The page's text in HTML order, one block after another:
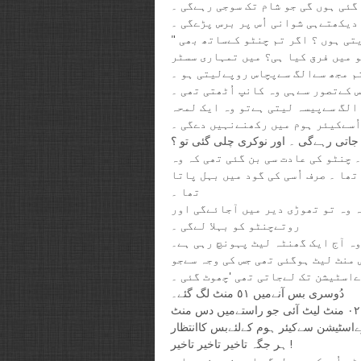
گئی ہوں گی جو شام تک سوجی رہےگی ۔
شوانی اُس پر برس پڑےگی ۔
" آج پھر چنٹو کو رُلادیا ؟ میں تم کو الگ سےپیسےکس بات کےدیتی ہوں ؟ اگر تم چنٹو کےساتھ بھی
میں فرق کیا ہی؟ میں تمہاری سسٹر
کےتصور سےہی وہ کانپ اُٹھتی تھی ۔
سےپیسہ لیتی ہےتو وہ ایک لمحہ
ہوم میں رکھنےنہیں دےگی ۔
رہےگی ۔ اور نوکری چلی گئی تو ؟
چنٹو کی عادت سی بن گئی تھی کہ وہ
۔ صرف اُسی کی گود میں بہل پاتا
تھا ۔
وہ تو تھوڑی دیر میں آجائےگی اور
روتےچنٹو کو بہلا لےگی ۔
آج ایک گھنٹہ لیٹ پہونچ رہی ہے۔
لیٹ ہوگئی تھی جس کی وجہ سےجو
تک لےجاتی تھی 'چھوٹ گئی ۔
دُوسری بس آنےمیں ٥١ منٹ لگ گئے۔
اسٹیشن پہونچی تو لوکل چھوٹ گئی تھی ۔ دُوسری ٹرین ٥١ ۔ ٠٢ منٹ لیٹ آئی جو راستےمیں دس منٹ
سےکیئر ہوم کےلئےبس کاانتظار
ہر جگہ تاخیر تاخیر تاخیر !